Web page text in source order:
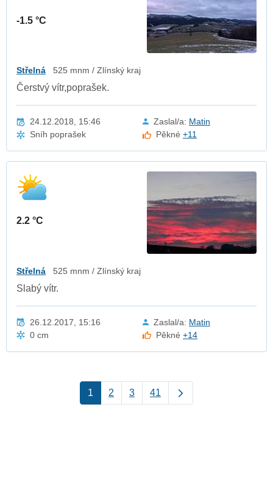
-1.5 °C
Střelná 525 mnm / Zlínský kraj
Čerstvý vítr,poprašek.
24.12.2018, 15:46 Zaslal/a: Matin
Sníh poprašek
Pěkné+11
2.2 °C
Střelná 525 mnm / Zlínský kraj
Slabý vítr.
26.12.2017, 15:16 Zaslal/a: Matin
0 cm
Pěkné+14
1 2 3 41